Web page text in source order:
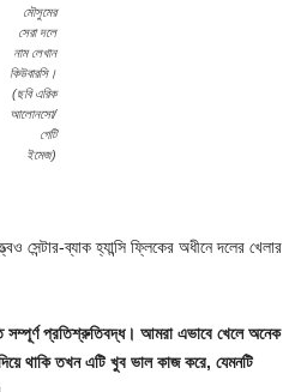
মৌসুমের
সেরা দলে
নাম লেখান
কিউবারসি।
(ছবি এরিক
আলোনসো/
গেটি
ইমেজ)
সেন্টার-ব্যাক হ্যান্সি ফ্লিকের অধীনে দলের খেলার
সম্পূর্ণ প্রতিশ্রুতিবদ্ধ। আমরা এভাবে খেলে অনেক
থাকি তখন এটি খুব ভাল কাজ করে, যেমনটি